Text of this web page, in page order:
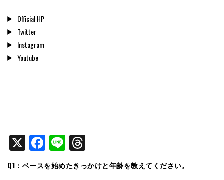
Official HP
Twitter
Instagram
Youtube
X Facebook
Line
Q1：ベースを始めたきっかけと年齢を教えてください。